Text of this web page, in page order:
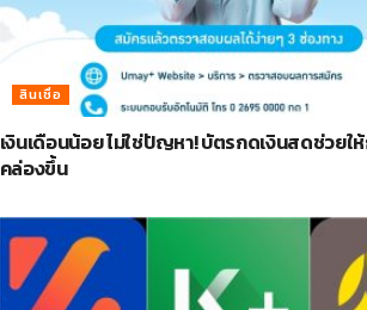
สินเชื่อ
เงินเดือนน้อย ไม่ใช่ปัญหา! บัตรกดเงินสดช่วยให้
คล่องขึ้น